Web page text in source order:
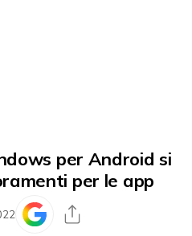
per Android si
per le app